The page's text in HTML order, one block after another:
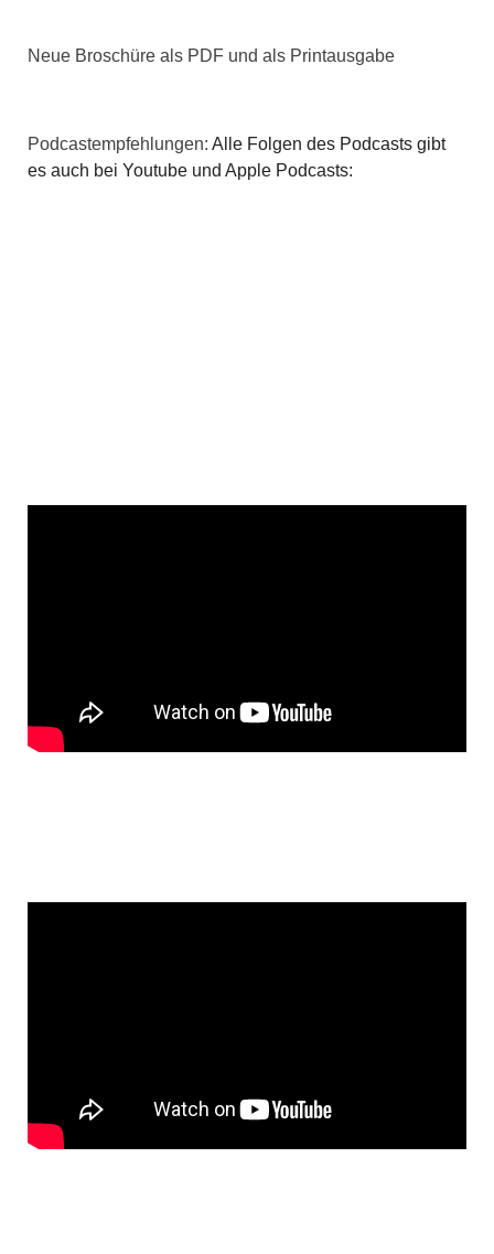
i
a
Neue Broschüre als PDF und als Printausgabe
Podcastempfehlungen: Alle Folgen des Podcasts gibt
es auch bei Youtube und Apple Podcasts: